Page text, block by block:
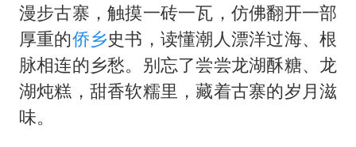
漫步古寨，触摸一砖一瓦，仿佛翻开一部
厚重的侨乡史书，读懂潮人漂洋过海、根
脉相连的乡愁。别忘了尝尝龙湖酥糖、龙
湖炖糕，甜香软糯里，藏着古寨的岁月滋
味。